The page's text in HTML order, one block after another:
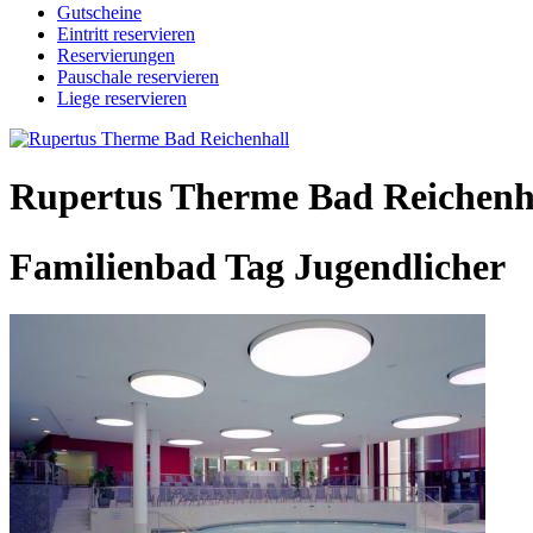
Gutscheine
Eintritt reservieren
Reservierungen
Pauschale reservieren
Liege reservieren
Rupertus Therme Bad
Familienbad Tag Jugendlicher